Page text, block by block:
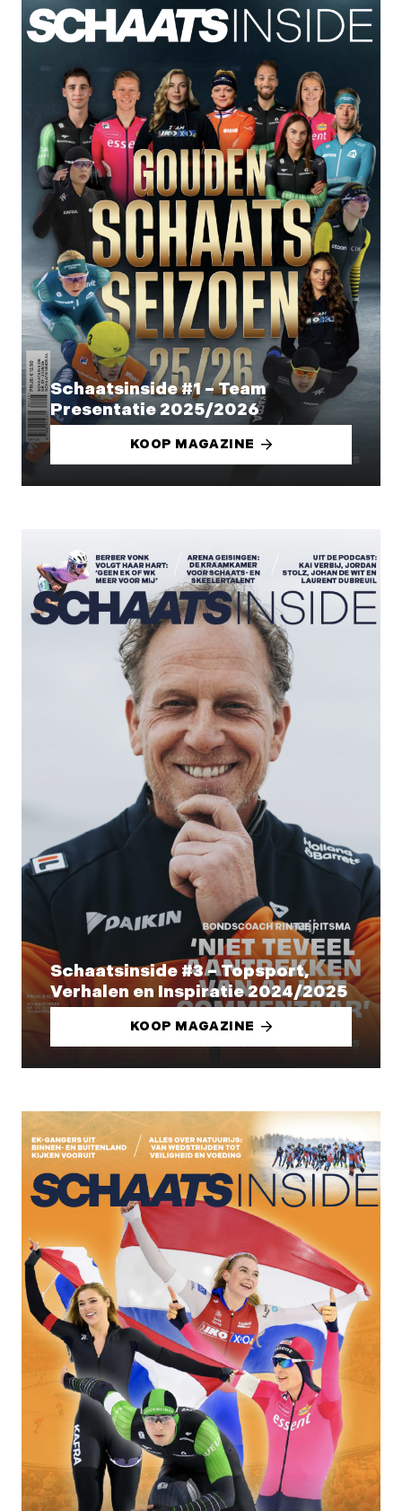
Schaatsinside #1 – Team
Presentatie 2025/2026
KOOP MAGAZINE
Schaatsinside #3 – Topsport,
Verhalen en Inspiratie 2024/2025
KOOP MAGAZINE